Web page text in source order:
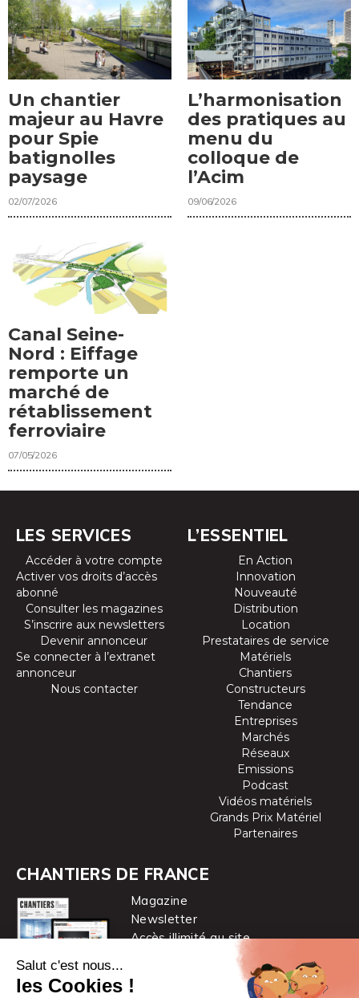
Un chantier
majeur au Havre
pour Spie
batignolles
paysage
02/07/2026
L’harmonisation
des pratiques au
menu du
colloque de
l’Acim
09/06/2026
Canal Seine-
Nord : Eiffage
remporte un
marché de
rétablissement
ferroviaire
07/05/2026
LES SERVICES
Accéder à votre compte
Activer vos droits d’accès
abonné
Consulter les magazines
S’inscrire aux newsletters
Devenir annonceur
Se connecter à l’extranet
annonceur
Nous contacter
L’ESSENTIEL
En Action
Innovation
Nouveauté
Distribution
Location
Prestataires de service
Matériels
Chantiers
Constructeurs
Tendance
Entreprises
Marchés
Réseaux
Emissions
Podcast
Vidéos matériels
Grands Prix Matériel
Partenaires
CHANTIERS DE FRANCE
Magazine
Newsletter
Accès illimité au site